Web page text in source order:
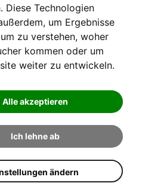
Diese Technologien
um Ergebnisse
zu verstehen, woher
kommen oder um
weiter zu entwickeln.
Alle akzeptieren
Ich lehne ab
ändern
Auf BLO24.at werben?
+43 (0)664 2226600
Impressum
Datenschutz
Liezen Online |